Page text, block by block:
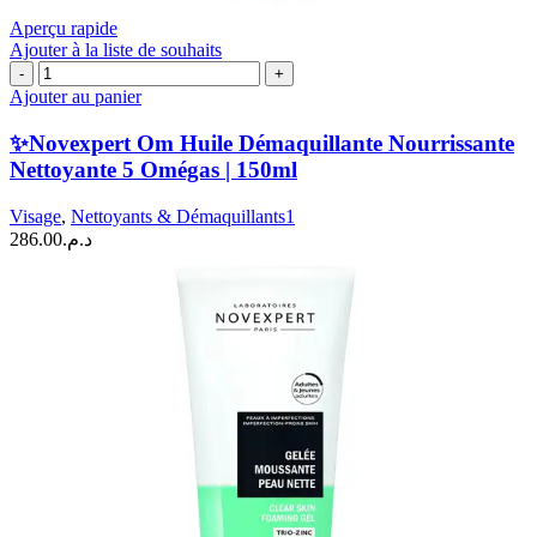
Aperçu rapide
Ajouter à la liste de souhaits
quantité
de
✨Novexpert
Om
Huile
Démaquillante
Nettoyante
5
Ajouter au panier
✨Novexpert Om Huile Démaquillante Nourrissante
Nettoyante 5 Omégas | 150ml
Visage, Nettoyants & Démaquillants1
د.م.286.00